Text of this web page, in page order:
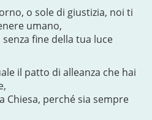
o sole di giustizia, noi ti
umano,
fine della tua luce
il patto di alleanza che hai
Chiesa, perché sia sempre